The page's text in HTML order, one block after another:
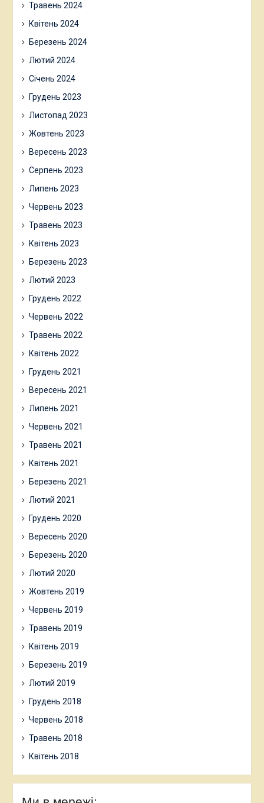
Травень 2024
Квітень 2024
Березень 2024
Лютий 2024
Січень 2024
Грудень 2023
Листопад 2023
Жовтень 2023
Вересень 2023
Серпень 2023
Липень 2023
Червень 2023
Травень 2023
Квітень 2023
Березень 2023
Лютий 2023
Грудень 2022
Червень 2022
Травень 2022
Квітень 2022
Грудень 2021
Вересень 2021
Липень 2021
Червень 2021
Травень 2021
Квітень 2021
Березень 2021
Лютий 2021
Грудень 2020
Вересень 2020
Березень 2020
Лютий 2020
Жовтень 2019
Червень 2019
Травень 2019
Квітень 2019
Березень 2019
Лютий 2019
Грудень 2018
Червень 2018
Травень 2018
Квітень 2018